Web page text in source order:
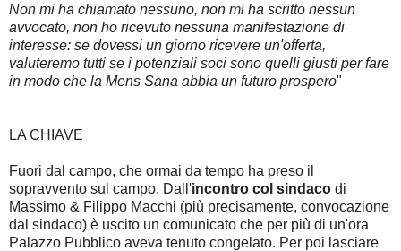
Non mi ha chiamato nessuno, non mi ha scritto nessun
avvocato, non ho ricevuto nessuna manifestazione di
interesse: se dovessi un giorno ricevere un'offerta,
valuteremo tutti se i potenziali soci sono quelli giusti per fare
in modo che la Mens Sana abbia un futuro prospero"
LA CHIAVE
Fuori dal campo, che ormai da tempo ha preso il
sopravvento sul campo. Dall'incontro col sindaco di
Massimo & Filippo Macchi (più precisamente, convocazione
dal sindaco) è uscito un comunicato che per più di un'ora
Palazzo Pubblico aveva tenuto congelato. Per poi lasciare